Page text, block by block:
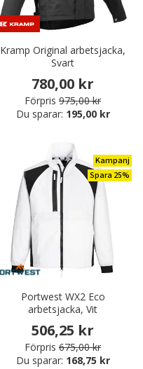
Kramp Original arbetsjacka,
Svart
780,00 kr
Förpris 975,00 kr
Du sparar: 195,00 kr
Kampanj
Spara 25%
Portwest WX2 Eco
arbetsjacka, Vit
506,25 kr
Förpris 675,00 kr
Du sparar: 168,75 kr